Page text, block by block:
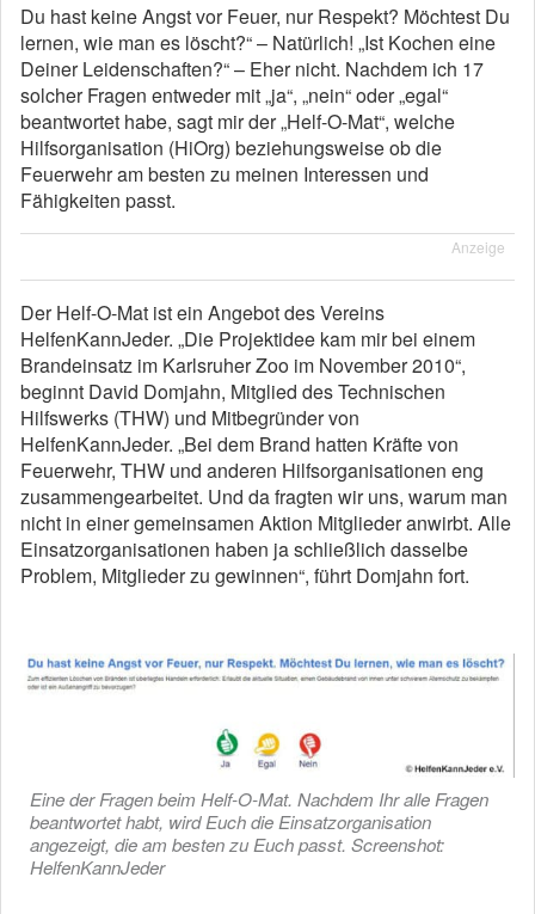
Du hast keine Angst vor Feuer, nur Respekt? Möchtest Du
lernen, wie man es löscht?“ – Natürlich! „Ist Kochen eine
Deiner Leidenschaften?“ – Eher nicht. Nachdem ich 17
solcher Fragen entweder mit „ja“, „nein“ oder „egal“
beantwortet habe, sagt mir der „Helf-O-Mat“, welche
Hilfsorganisation (HiOrg) beziehungsweise ob die
Feuerwehr am besten zu meinen Interessen und
Fähigkeiten passt.
Anzeige
Der Helf-O-Mat ist ein Angebot des Vereins
HelfenKannJeder. „Die Projektidee kam mir bei einem
Brandeinsatz im Karlsruher Zoo im November 2010“,
beginnt David Domjahn, Mitglied des Technischen
Hilfswerks (THW) und Mitbegründer von
HelfenKannJeder. „Bei dem Brand hatten Kräfte von
Feuerwehr, THW und anderen Hilfsorganisationen eng
zusammengearbeitet. Und da fragten wir uns, warum man
nicht in einer gemeinsamen Aktion Mitglieder anwirbt. Alle
Einsatzorganisationen haben ja schließlich dasselbe
Problem, Mitglieder zu gewinnen“, führt Domjahn fort.
Eine der Fragen beim Helf-O-Mat. Nachdem Ihr alle Fragen
beantwortet habt, wird Euch die Einsatzorganisation
angezeigt, die am besten zu Euch passt. Screenshot:
HelfenKannJeder